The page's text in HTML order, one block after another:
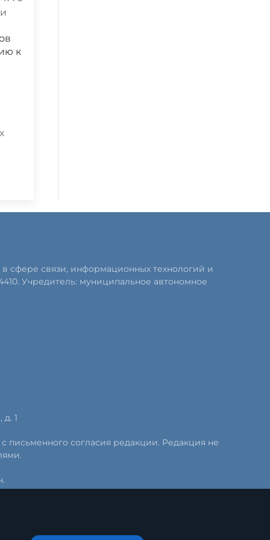
к
сфере связи, информационных технологий и
Учредитель: муниципальное автономное
1
письменного согласия редакции. Редакция не